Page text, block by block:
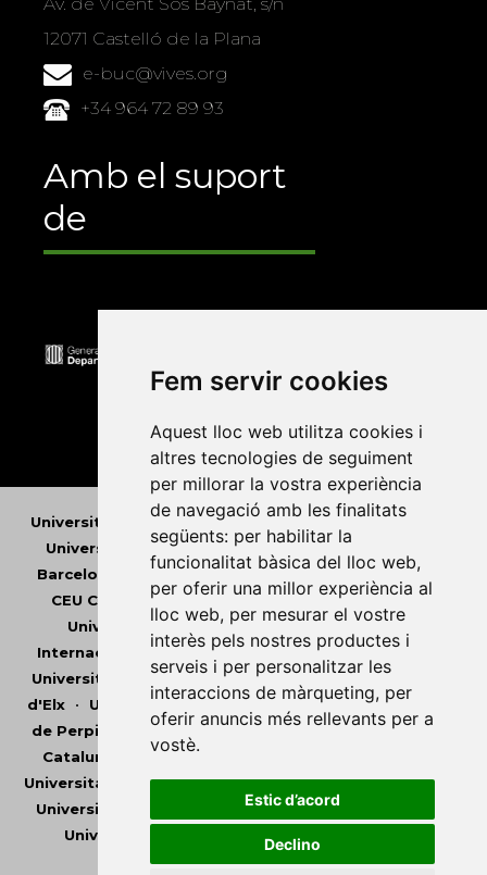
Fem servir cookies
Aquest lloc web utilitza cookies i
altres tecnologies de seguiment
per millorar la vostra experiència
de navegació amb les finalitats
següents: per habilitar la
funcionalitat bàsica del lloc web,
per oferir una millor experiència al
lloc web, per mesurar el vostre
interès pels nostres productes i
serveis i per personalitzar les
interaccions de màrqueting, per
oferir anuncis més rellevants per a
vostè.
Estic d’acord
Declino
Av. de Vicent Sos Baynat, s/n
12071 Castelló de la Plana
e-buc@vives.org
+34 964 72 89 93
Amb el suport
de
Universitat Abat Oliba CEU•Universitat d'Alacant
Universitat d'Andorra•Universitat Autònoma de
Barcelona
Universitat de Barcelona•Universitat
CEU Cardenal Herrera•Universitat de Girona •
Universitat de les Illes Balears•
Universitat
Internacional de Catalunya•Universitat Jaume I
Universitat de Lleida• Universitat Miguel Hernández
d'Elx• Universitat Oberta de Catalunya•Universitat
de Perpinyà Via Domitia•Universitat Politècnica de
Catalunya
Universitat Politècnica de València
Universitat Pompeu Fabra•Universitat Ramon Llull
Universitat Rovira i Virgili
•Universitat de Sàsser
Universitat de València
•Universitat de Vic -
Universitat Central de Catalunya